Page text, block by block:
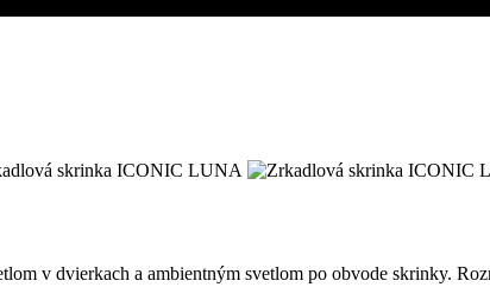
v dvierkach a ambientným svetlom po obvode skrinky.